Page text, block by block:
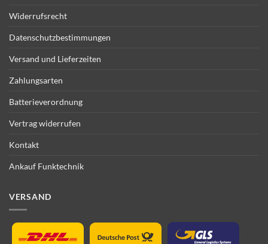
Widerrufsrecht
Datenschutzbestimmungen
Versand und Lieferzeiten
Zahlungsarten
Batterieverordnung
Vertrag widerrufen
Kontakt
Ankauf Funktechnik
VERSAND